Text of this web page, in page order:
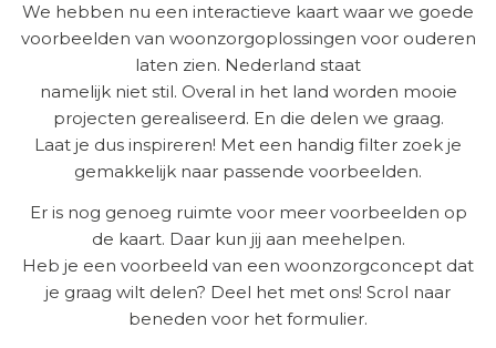
We hebben nu een interactieve kaart waar we goede
voorbeelden van woonzorgoplossingen voor ouderen
laten zien. Nederland staat
namelijk niet stil. Overal in het land worden mooie
projecten gerealiseerd. En die delen we graag.
Laat je dus inspireren! Met een handig filter zoek je
gemakkelijk naar passende voorbeelden.
Er is nog genoeg ruimte voor meer voorbeelden op
de kaart. Daar kun jij aan meehelpen.
Heb je een voorbeeld van een woonzorgconcept dat
je graag wilt delen? Deel het met ons! Scrol naar
beneden voor het formulier.